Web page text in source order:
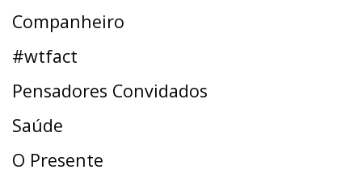
Companheiro
#wtfact
Pensadores Convidados
Saúde
O Presente